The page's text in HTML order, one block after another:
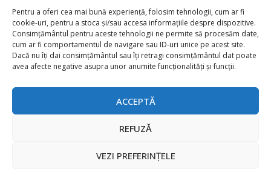
Pentru a oferi cea mai bună experiență, folosim tehnologii, cum ar fi
cookie-uri, pentru a stoca și/sau accesa informațiile despre dispozitive.
Consimțământul pentru aceste tehnologii ne permite să procesăm date,
cum ar fi comportamentul de navigare sau ID-uri unice pe acest site.
Dacă nu îți dai consimțământul sau îți retragi consimțământul dat poate
avea afecte negative asupra unor anumite funcționalități și funcții.
ACCEPTĂ
REFUZĂ
VEZI PREFERINȚELE
Ansys
APS
Arduino
Arm
Asentics
ATEN International
ATTEND Technology
Contact
Publicitate
Abonament la revista “Electronica Azi”